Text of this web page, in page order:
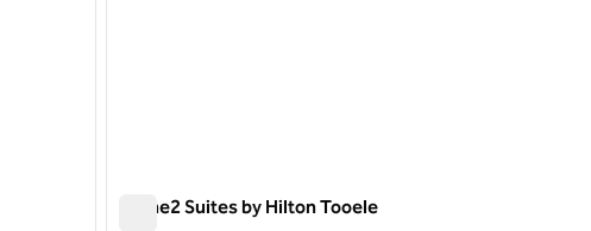
Home2 Suites by Hilton Tooele